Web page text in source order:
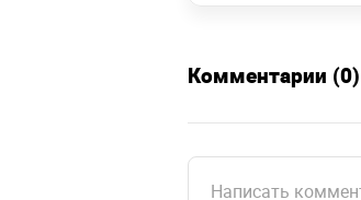
Комментарии (0)